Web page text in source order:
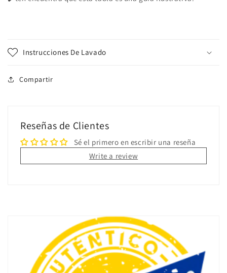
Instrucciones De Lavado
Compartir
Reseñas de Clientes
Sé el primero en escribir una reseña
Write a review